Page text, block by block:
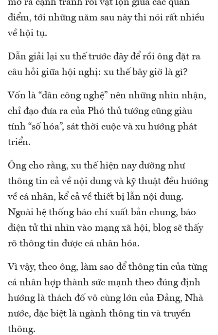
mở ra cạnh tranh rồi vật lộn giữa các quan
điểm, tới những năm sau này thì nói rất nhiều
về hội tụ.
Dẫn giải lại xu thế trước đây để rồi ông đặt ra
câu hỏi giữa hội nghị: xu thế bây giờ là gì?
Vốn là “dân công nghệ” nên những nhìn nhận,
chỉ đạo đưa ra của Phó thủ tướng cũng giàu
tính “số hóa”, sát thời cuộc và xu hướng phát
triển.
Ông cho rằng, xu thế hiện nay dường như
thông tin cả về nội dung và kỹ thuật đều hướng
về cá nhân, kể cả về thiết bị lẫn nội dung.
Ngoài hệ thống báo chí xuất bản chung, báo
điện tử thì nhìn vào mạng xã hội, blog sẽ thấy
rõ thông tin được cá nhân hóa.
Vì vậy, theo ông, làm sao để thông tin của từng
cá nhân hợp thành sức mạnh theo đúng định
hướng là thách đố vô cùng lớn của Đảng, Nhà
nước, đặc biệt là ngành thông tin và truyền
thông.